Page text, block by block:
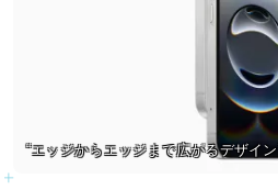
“エッジからエッジまで広がるデザイン